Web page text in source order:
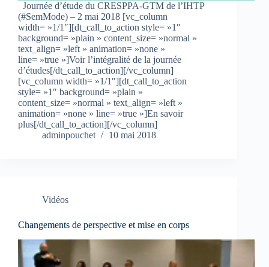
Journée d’étude du CRESPPA-GTM de l’IHTP
(#SemMode) – 2 mai 2018 [vc_column
width= »1/1″][dt_call_to_action style= »1″
background= »plain » content_size= »normal »
text_align= »left » animation= »none »
line= »true »]Voir l’intégralité de la journée
d’études[/dt_call_to_action][/vc_column]
[vc_column width= »1/1″][dt_call_to_action
style= »1″ background= »plain »
content_size= »normal » text_align= »left »
animation= »none » line= »true »]En savoir
plus[/dt_call_to_action][/vc_column]
adminpouchet
10 mai 2018
Vidéos
Changements de perspective et mise en corps